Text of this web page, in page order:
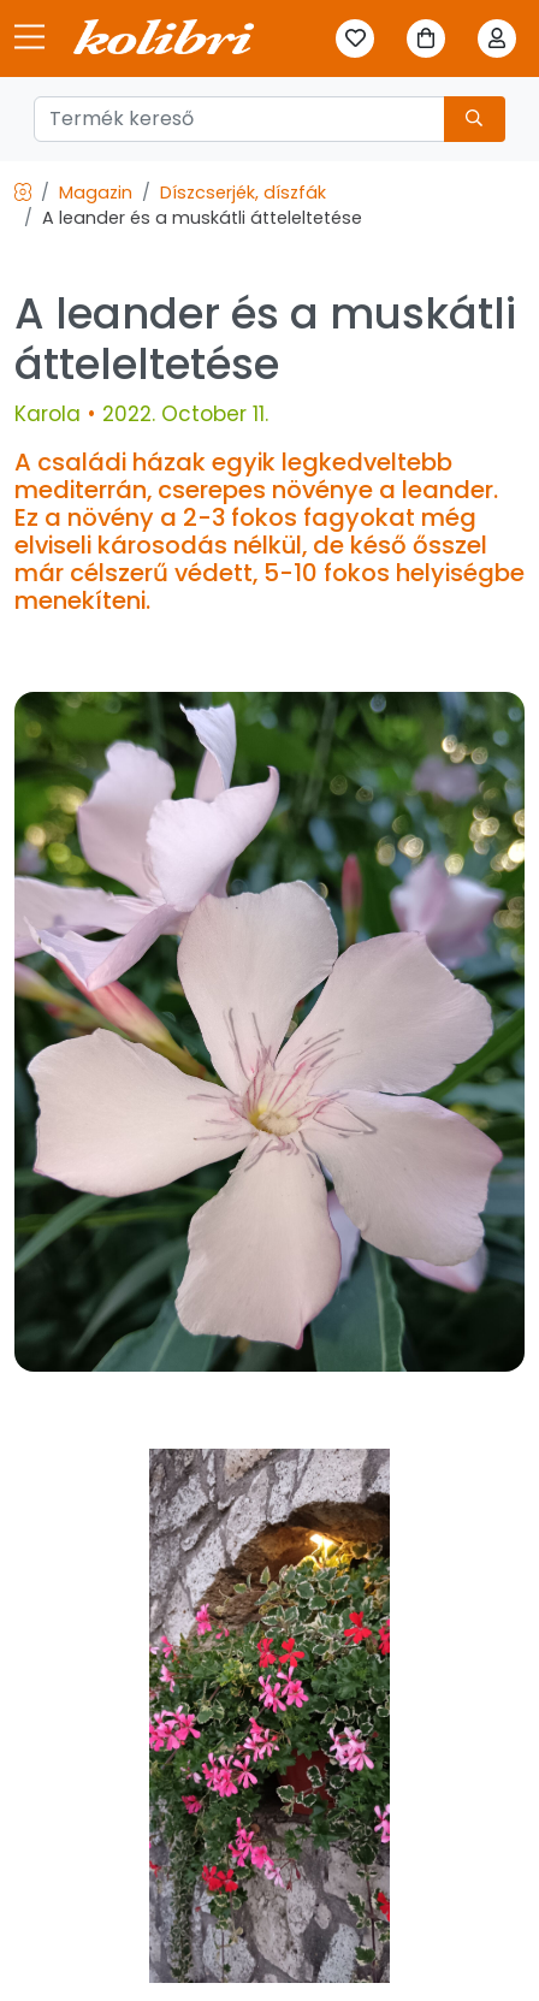
Magazin
Díszcserjék, díszfák
A leander és a muskátli átteleltetése
A leander és a muskátli
átteleltetése
Karola • 2022. October 11.
A családi házak egyik legkedveltebb
mediterrán, cserepes növénye a leander.
Ez a növény a 2-3 fokos fagyokat még
elviseli károsodás nélkül, de késő ősszel
már célszerű védett, 5-10 fokos helyiségbe
menekíteni.